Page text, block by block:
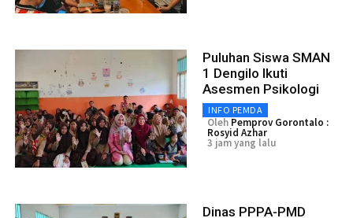
Puluhan Siswa SMAN
1 Dengilo Ikuti
Asesmen Psikologi
INFO PEMDA
Oleh Pemprov Gorontalo :
Rosyid Azhar
3 jam yang lalu
Dinas PPPA-PMD